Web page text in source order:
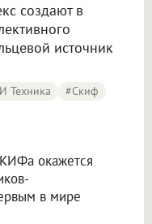
создают в
источник
Техника
#Скиф
окажется
в мире